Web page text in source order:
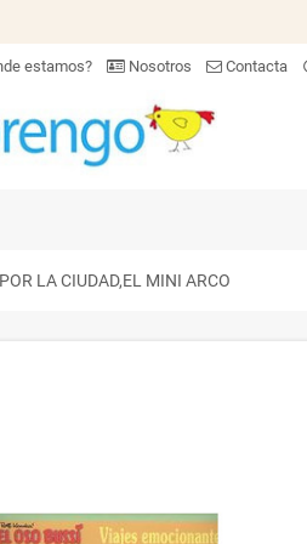
estamos? Nosotros Contacta
LA CIUDAD,EL MINI ARCO